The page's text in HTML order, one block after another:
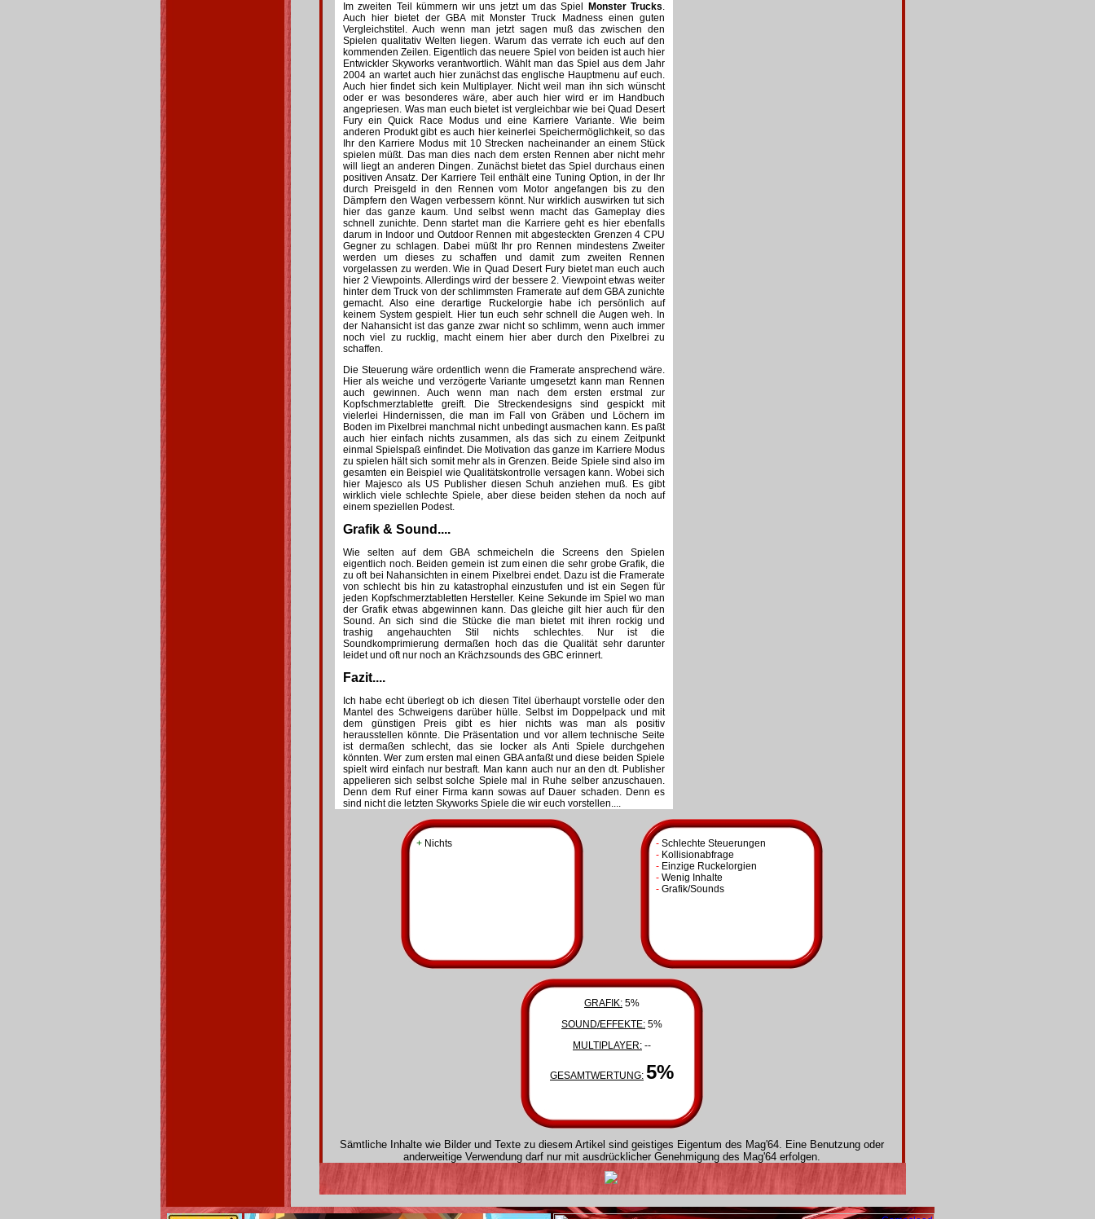
Im zweiten Teil kümmern wir uns jetzt um das Spiel
Monster Trucks.
Auch hier bietet der GBA mit Monster Truck Madness einen guten
Vergleichstitel. Auch wenn man jetzt sagen muß das zwischen den
Spielen qualitativ Welten liegen. Warum das verrate ich euch auf den
kommenden Zeilen. Eigentlich das neuere Spiel von beiden ist auch hier
Entwickler Skyworks verantwortlich. Wählt man das Spiel aus dem Jahr
2004 an wartet auch hier zunächst das englische Hauptmenu auf euch.
Auch hier findet sich kein Multiplayer. Nicht weil man ihn sich wünscht
oder er was besonderes wäre, aber auch hier wird er im Handbuch
angepriesen. Was man euch bietet ist vergleichbar wie bei Quad Desert
Fury ein Quick Race Modus und eine Karriere Variante. Wie beim
anderen Produkt gibt es auch hier keinerlei Speichermöglichkeit, so das
Ihr den Karriere Modus mit 10 Strecken nacheinander an einem Stück
spielen müßt. Das man dies nach dem ersten Rennen aber nicht mehr
will liegt an anderen Dingen. Zunächst bietet das Spiel durchaus einen
positiven Ansatz. Der Karriere Teil enthält eine Tuning Option, in der Ihr
durch Preisgeld in den Rennen vom Motor angefangen bis zu den
Dämpfern den Wagen verbessern könnt. Nur wirklich auswirken tut sich
hier das ganze kaum. Und selbst wenn macht das Gameplay dies
schnell zunichte. Denn startet man die Karriere geht es hier ebenfalls
darum in Indoor und Outdoor Rennen mit abgesteckten Grenzen 4 CPU
Gegner zu schlagen. Dabei müßt Ihr pro Rennen mindestens Zweiter
werden um dieses zu schaffen und damit zum zweiten Rennen
vorgelassen zu werden. Wie in Quad Desert Fury bietet man euch auch
hier 2 Viewpoints. Allerdings wird der bessere 2. Viewpoint etwas weiter
hinter dem Truck von der schlimmsten Framerate auf dem GBA zunichte
gemacht. Also eine derartige Ruckelorgie habe ich persönlich auf
keinem System gespielt. Hier tun euch sehr schnell die Augen weh. In
der Nahansicht ist das ganze zwar nicht so schlimm, wenn auch immer
noch viel zu rucklig, macht einem hier aber durch den Pixelbrei zu
schaffen.
Die Steuerung wäre ordentlich wenn die Framerate ansprechend wäre.
Hier als weiche und verzögerte Variante umgesetzt kann man Rennen
auch gewinnen. Auch wenn man nach dem ersten erstmal zur
Kopfschmerztablette greift. Die Streckendesigns sind gespickt mit
vielerlei Hindernissen, die man im Fall von Gräben und Löchern im
Boden im Pixelbrei manchmal nicht unbedingt ausmachen kann. Es paßt
auch hier einfach nichts zusammen, als das sich zu einem Zeitpunkt
einmal Spielspaß einfindet. Die Motivation das ganze im Karriere Modus
zu spielen hält sich somit mehr als in Grenzen. Beide Spiele sind also im
gesamten ein Beispiel wie Qualitätskontrolle versagen kann. Wobei sich
hier Majesco als US Publisher diesen Schuh anziehen muß. Es gibt
wirklich viele schlechte Spiele, aber diese beiden stehen da noch auf
einem speziellen Podest.
Grafik & Sound....
Wie selten auf dem GBA schmeicheln die Screens den Spielen
eigentlich noch. Beiden gemein ist zum einen die sehr grobe Grafik, die
zu oft bei Nahansichten in einem Pixelbrei endet. Dazu ist die Framerate
von schlecht bis hin zu katastrophal einzustufen und ist ein Segen für
jeden Kopfschmerztabletten Hersteller. Keine Sekunde im Spiel wo man
der Grafik etwas abgewinnen kann. Das gleiche gilt hier auch für den
Sound. An sich sind die Stücke die man bietet mit ihren rockig und
trashig angehauchten Stil nichts schlechtes. Nur ist die
Soundkomprimierung dermaßen hoch das die Qualität sehr darunter
leidet und oft nur noch an Krächzsounds des GBC erinnert.
Fazit....
Ich habe echt überlegt ob ich diesen Titel überhaupt vorstelle oder den
Mantel des Schweigens darüber hülle. Selbst im Doppelpack und mit
dem günstigen Preis gibt es hier nichts was man als positiv
herausstellen könnte. Die Präsentation und vor allem technische Seite
ist dermaßen schlecht, das sie locker als Anti Spiele durchgehen
könnten. Wer zum ersten mal einen GBA anfaßt und diese beiden Spiele
spielt wird einfach nur bestraft. Man kann auch nur an den dt. Publisher
appelieren sich selbst solche Spiele mal in Ruhe selber anzuschauen.
Denn dem Ruf einer Firma kann sowas auf Dauer schaden. Denn es
sind nicht die letzten Skyworks Spiele die wir euch vorstellen....
+ Nichts - Schlechte Steuerungen
- Kollisionabfrage
- Einzige Ruckelorgien
- Wenig Inhalte
- Grafik/Sounds
GRAFIK: 5%
SOUND/EFFEKTE: 5%
MULTIPLAYER: --
GESAMTWERTUNG: 5%
Sämtliche Inhalte wie Bilder und Texte zu diesem Artikel sind geistiges Eigentum des Mag'64. Eine Benutzung oder
anderweitige Verwendung darf nur mit ausdrücklicher Genehmigung des Mag'64 erfolgen.